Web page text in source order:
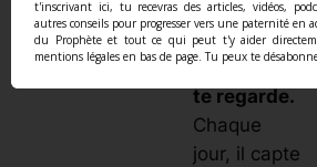
contente
pas de
t’écouter.Il
te regarde.
Chaque
jour, il capte
t'inscrivant ici, tu recevras des articles, vidéos,
autres conseils pour progresser vers une paternité en
du Prophète et tout ce qui peut t'y aider
mentions légales en bas de page. Tu peux te